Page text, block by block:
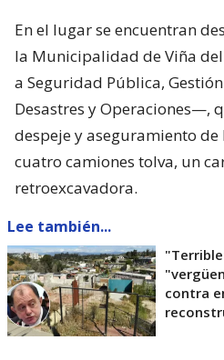
En el lugar se encuentran
la Municipalidad de Viña
a Seguridad Pública,
Desastres y Operaciones—,
despeje y aseguramiento
cuatro camiones tolva, un
retroexcavadora.
Lee también...
contra